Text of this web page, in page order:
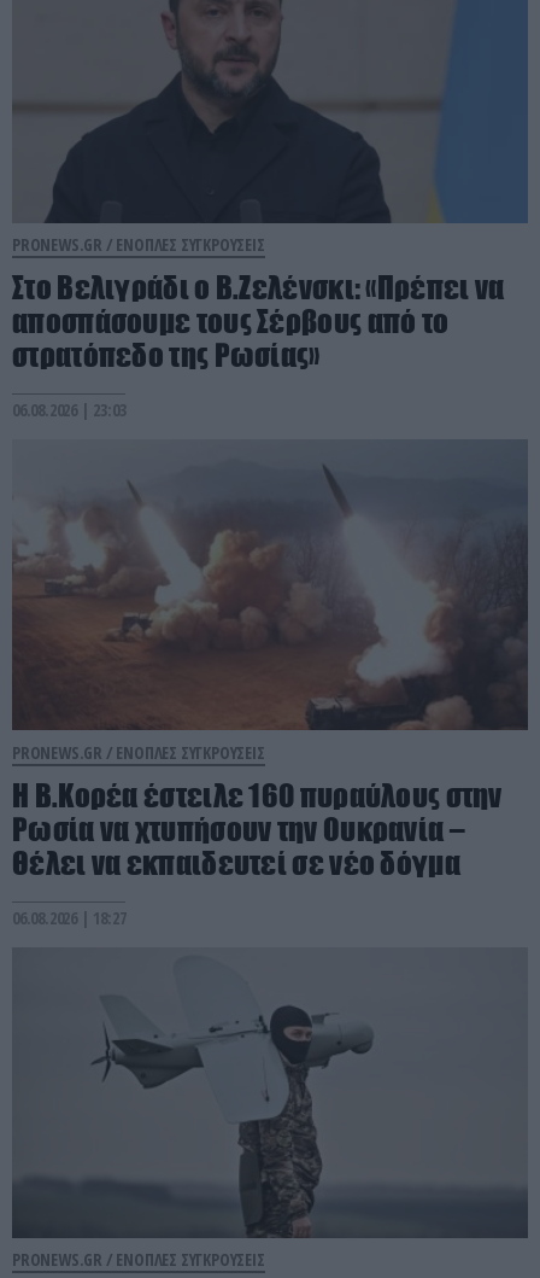
PRONEWS.GR / ΕΝΟΠΛΕΣ ΣΥΓΚΡΟΥΣΕΙΣ
Στο Βελιγράδι ο Β.Ζελένσκι: «Πρέπει να
αποσπάσουμε τους Σέρβους από το
στρατόπεδο της Ρωσίας»
06.08.2026 | 23:03
PRONEWS.GR / ΕΝΟΠΛΕΣ ΣΥΓΚΡΟΥΣΕΙΣ
Η Β.Κορέα έστειλε 160 πυραύλους στην
Ρωσία να χτυπήσουν την Ουκρανία –
Θέλει να εκπαιδευτεί σε νέο δόγμα
06.08.2026 | 18:27
PRONEWS.GR / ΕΝΟΠΛΕΣ ΣΥΓΚΡΟΥΣΕΙΣ